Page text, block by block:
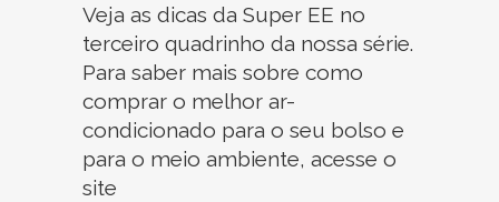
Veja as dicas da Super EE no
terceiro quadrinho da nossa série.
Para saber mais sobre como
comprar o melhor ar-
condicionado para o seu bolso e
para o meio ambiente, acesse o
site